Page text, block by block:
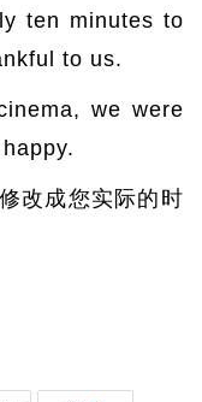
ten minutes to
to us.
we were
改成您实际的时